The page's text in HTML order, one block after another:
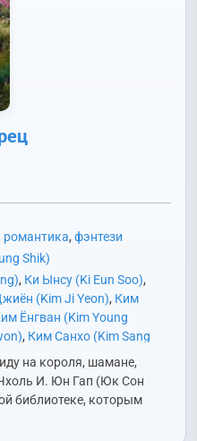
романтика,фэнтези
Shik)
, Ки Ынсу (Ki Eun Soo),
(Kim Ji Yeon), Ким
Ёнгван (Kim Young
, Ким Санхо (Kim Sang
Joon) Син Сыльги (Shin
, Сон Джиу (Song Ji Woo)
So Eun)
Хан Суён (Han
на короля, шамане,
И. Юн Гап (Юк Сон
библиотеке, которым